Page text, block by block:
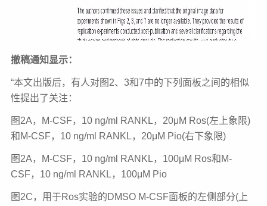
撤稿通知显示：
“本文出版后，有人对图2、3和7中的下列面板之间的相似
性提出了关注：
图2A，M-CSF，10 ng/ml RANKL，20μM Ros(左上象限)
和M-CSF，10 ng/ml RANKL，20μM Pio(右下象限)
图2A，M-CSF，10 ng/ml RANKL，100μM Ros和M-
CSF，10 ng/ml RANKL，100μM Pio
图2C，用于Ros实验的DMSO M-CSF面板的左侧部分(上